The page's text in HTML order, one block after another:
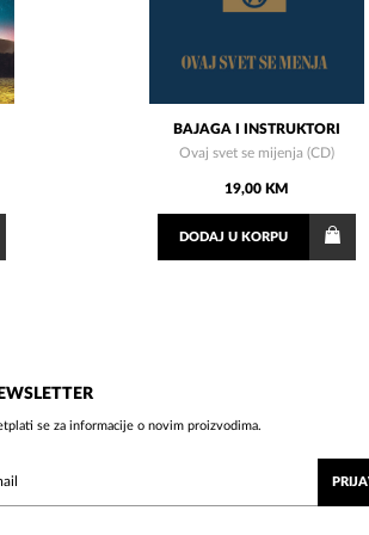
BAJAGA I INSTRUKTORI
Ovaj svet se mijenja (CD)
19,00 KM
DODAJU KORPU
se za informacije o novim proizvodima.